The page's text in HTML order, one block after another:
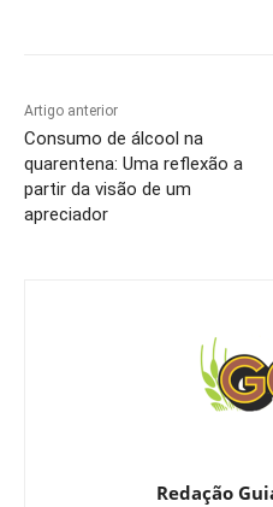
Artigo anterior
Consumo de álcool na
quarentena: Uma reflexão a
partir da visão de um
apreciador
Redação